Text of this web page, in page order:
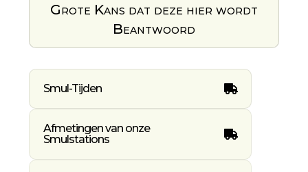
Grote Kans dat deze hier wordt
Beantwoord
Smul-Tijden
Afmetingen van onze
Smulstations